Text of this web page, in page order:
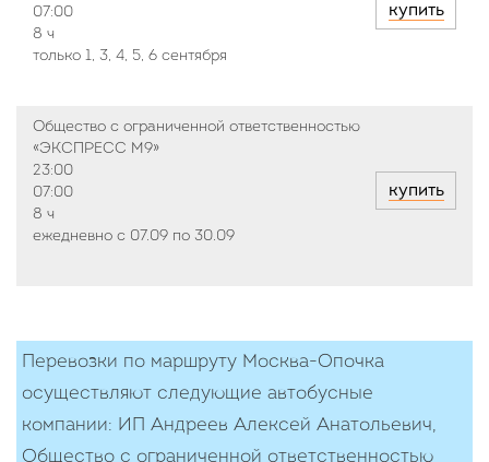
07:00
8 ч
только 1, 3, 4, 5, 6 сентября
купить
Общество с ограниченной ответственностью
«ЭКСПРЕСС М9»
23:00
07:00
8 ч
ежедневно с 07.09 по 30.09
купить
Перевозки по маршруту Москва-Опочка
осуществляют следующие автобусные
компании: ИП Андреев Алексей Анатольевич,
Общество с ограниченной ответственностью